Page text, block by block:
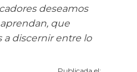
deseamos
que
a discernir entre lo